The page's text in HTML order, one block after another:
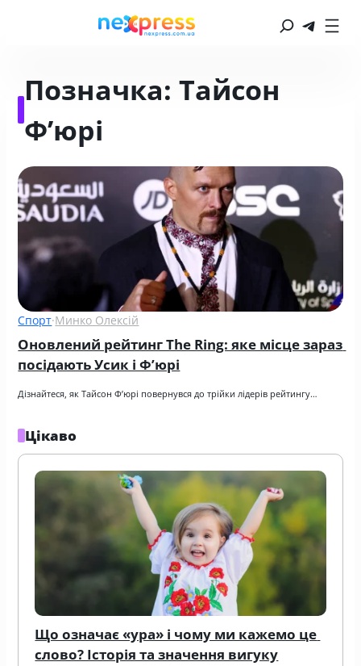
Позначка:Тайсон
Ф’юрі
Спорт·Минко Олексій
Оновлений рейтинг The Ring: яке місце зараз
посідають Усик і Ф’юрі
Дізнайтеся, як Тайсон Ф’юрі повернувся до трійки лідерів рейтингу…
Цікаво
Що означає «ура» і чому ми кажемо це
слово? Історія та значення вигуку